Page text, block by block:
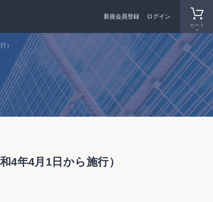
カート
新規会員登録 ログイン
）
4年4月1日から施行）